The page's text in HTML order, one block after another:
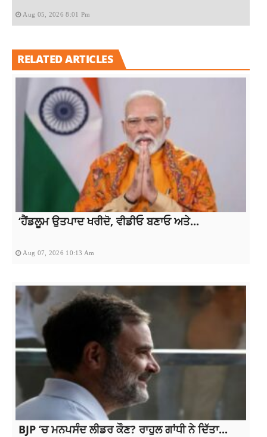
Aug 05, 2026 8:01 Pm
RELATED ARTICLES
‘ਹੈਂਡਲੂਮ ਉਤਪਾਦ ਖਰੀਦੋ, ਵੀਡੀਓ ਬਣਾਓ ਅਤੇ...
Aug 07, 2026 10:13 Am
BJP ‘ਚ ਮਨਪਸੰਦ ਲੀਡਰ ਕੌਣ? ਰਾਹੁਲ ਗਾਂਧੀ ਨੇ ਦਿੱਤਾ...